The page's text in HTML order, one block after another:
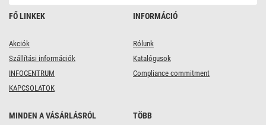
FŐ LINKEK
Akciók
Szállítási információk
INFOCENTRUM
KAPCSOLATOK
INFORMÁCIÓ
Rólunk
Katalógusok
Compliance commitment
MINDEN A VÁSÁRLÁSRÓL TÖBB